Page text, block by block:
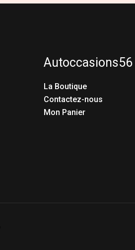
Autoccasions56
La Boutique
Contactez-nous
Mon Panier